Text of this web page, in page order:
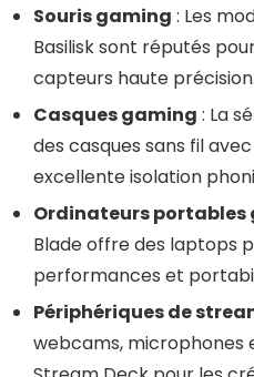
Souris gaming : Les
Basilisk sont réputés
capteurs haute précision.
Casques gaming : La
des casques sans fil
excellente isolation
Ordinateurs portables
Blade offre des laptops
performances et
Périphériques de
webcams,